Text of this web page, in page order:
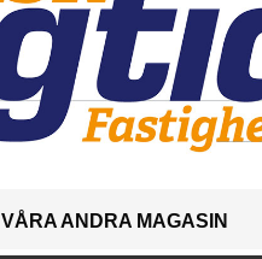
VÅRA ANDRA MAGASIN